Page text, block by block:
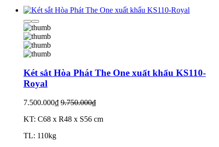
Két sắt Hòa Phát The One xuất khẩu KS110-
Royal
7.500.000₫ 9.750.000₫
KT: C68 x R48 x S56 cm
TL: 110kg